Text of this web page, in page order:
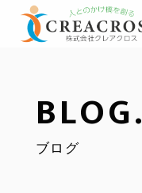
BLOG.
ブログ